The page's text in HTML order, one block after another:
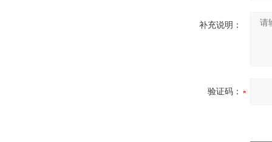
补充说明：
验证码：